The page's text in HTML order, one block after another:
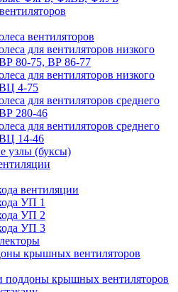
вентиляторов
для вентиляторов низкого
80-75, ВР 86-77
для вентиляторов низкого
4-75
для вентиляторов среднего
280-46
для вентиляторов среднего
14-46
узлы (буксы)
вентиляции
УП 1
УП 2
УП 3
крышных вентиляторов
поддоны крышных вентиляторов